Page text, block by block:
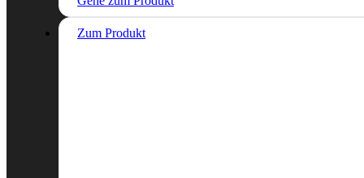
Zum Produkt